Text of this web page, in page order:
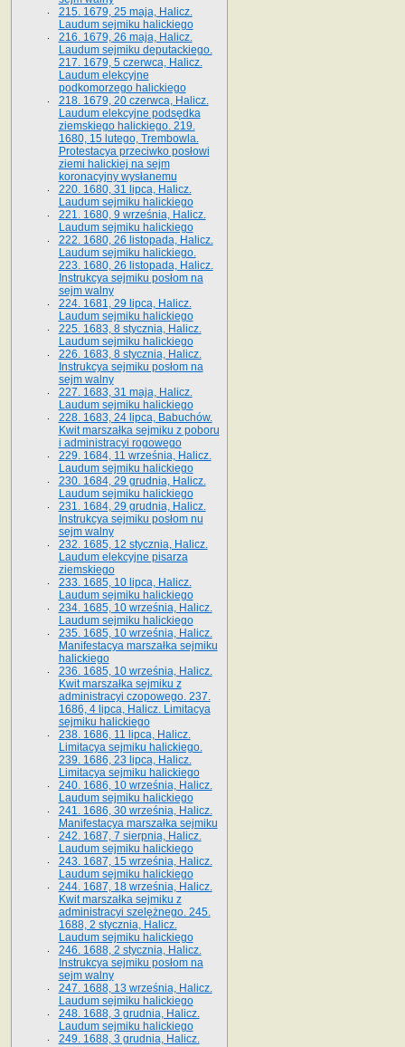
215. 1679, 25 maja, Halicz.
Laudum sejmiku halickiego
216. 1679, 26 maja, Halicz.
Laudum sejmiku deputackiego.
217. 1679, 5 czerwca, Halicz.
Laudum elekcyjne
podkomorzego halickiego
218. 1679, 20 czerwca, Halicz.
Laudum elekcyjne podsędka
ziemskiego halickiego. 219.
1680, 15 lutego, Trembowla.
Protestacya przeciwko posłowi
ziemi halickiej na sejm
koronacyjny wysłanemu
220. 1680, 31 lipca, Halicz.
Laudum sejmiku halickiego
221. 1680, 9 września, Halicz.
Laudum sejmiku halickiego
222. 1680, 26 listopada, Halicz.
Laudum sejmiku halickiego.
223. 1680, 26 listopada, Halicz.
Instrukcya sejmiku posłom na
sejm walny
224. 1681, 29 lipca, Halicz.
Laudum sejmiku halickiego
225. 1683, 8 stycznia, Halicz.
Laudum sejmiku halickiego
226. 1683, 8 stycznia, Halicz.
Instrukcya sejmiku posłom na
sejm walny
227. 1683, 31 maja, Halicz.
Laudum sejmiku halickiego
228. 1683, 24 lipca, Babuchów.
Kwit marszałka sejmiku z poboru
i administracyi rogowego
229. 1684, 11 września, Halicz.
Laudum sejmiku halickiego
230. 1684, 29 grudnia, Halicz.
Laudum sejmiku halickiego
231. 1684, 29 grudnia, Halicz.
Instrukcya sejmiku posłom nu
sejm walny
232. 1685, 12 stycznia, Halicz.
Laudum elekcyjne pisarza
ziemskiego
233. 1685, 10 lipca, Halicz.
Laudum sejmiku halickiego
234. 1685, 10 września, Halicz.
Laudum sejmiku halickiego
235. 1685, 10 września, Halicz.
Manifestacya marszałka sejmiku
halickiego
236. 1685, 10 września, Halicz.
Kwit marszałka sejmiku z
administracyi czopowego. 237.
1686, 4 lipca, Halicz. Limitacya
sejmiku halickiego
238. 1686, 11 lipca, Halicz.
Limitacya sejmiku halickiego.
239. 1686, 23 lipca, Halicz.
Limitacya sejmiku halickiego
240. 1686, 10 września, Halicz.
Laudum sejmiku halickiego
241. 1686, 30 września, Halicz.
Manifestacya marszałka sejmiku
242. 1687, 7 sierpnia, Halicz.
Laudum sejmiku halickiego
243. 1687, 15 września, Halicz.
Laudum sejmiku halickiego
244. 1687, 18 września, Halicz.
Kwit marszałka sejmiku z
administracyi szelężnego. 245.
1688, 2 stycznia, Halicz.
Laudum sejmiku halickiego
246. 1688, 2 stycznia, Halicz.
Instrukcya sejmiku posłom na
sejm walny
247. 1688, 13 września, Halicz.
Laudum sejmiku halickiego
248. 1688, 3 grudnia, Halicz.
Laudum sejmiku halickiego
249. 1688, 3 grudnia, Halicz.